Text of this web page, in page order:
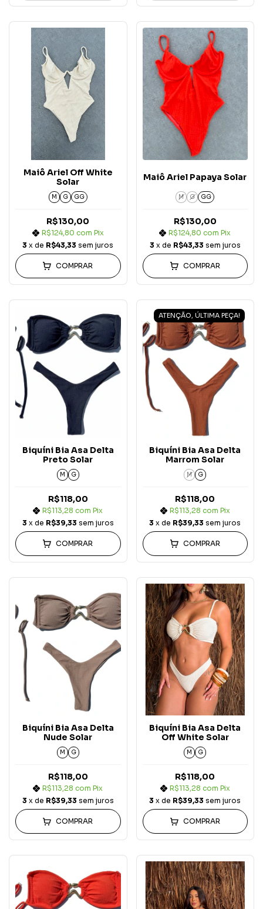
Maiô Ariel Off White
Solar
M G GG
R$130,00
R$124,80 com Pix
3 x de R$43,33 sem juros
COMPRAR
Maiô Ariel Papaya Solar
M G GG
R$130,00
R$124,80com Pix
3 x de R$43,33 sem juros
COMPRAR
Biquíni Bia Asa Delta
Preto Solar
M G
R$118,00
R$113,28com Pix
3 x de R$39,33 sem juros
COMPRAR
ATENÇÃO, ÚLTIMA PEÇA!
Biquíni Bia Asa Delta
Marrom Solar
M G
R$118,00
R$113,28 com Pix
3 x de R$39,33 sem juros
COMPRAR
Biquíni Bia Asa Delta
Nude Solar
M G
R$118,00
R$113,28com Pix
3 x de R$39,33 sem juros
COMPRAR
Biquíni Bia Asa Delta
Off White Solar
M G
R$118,00
R$113,28 com Pix
3 x de R$39,33 sem juros
COMPRAR